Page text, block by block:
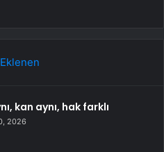
kan aynı, hak farklı
2026